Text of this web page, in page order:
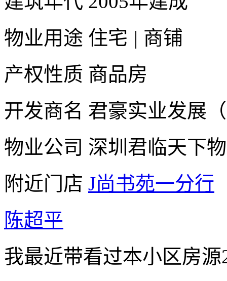
物业用途 住宅 | 商铺
产权性质 商品房
开发商名 君豪实业发展
物业公司 深圳君临天下
附近门店 J尚书苑一分行
陈超平
我最近带看过本小区房